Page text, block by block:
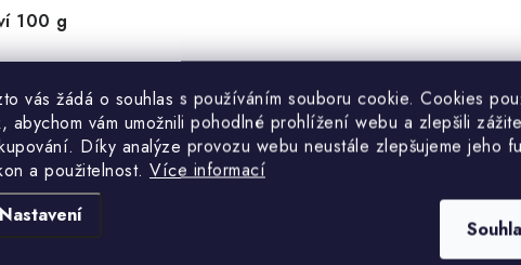
vás žádá o souhlas s používáním souboru cookie. Cookies
abychom vám umožnili pohodlné prohlížení webu a zlepšili
Díky analýze provozu webu neustále zlepšujeme jeho
a použitelnost. Více informací
Nastavení
100 g
1938 kJ/470 kcal
24,6 g
8,4 g
40,6 g
9,1 g